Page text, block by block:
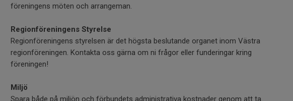
föreningens möten och arrangeman.
Regionföreningens Styrelse
Regionföreningens styrelsen är det högsta beslutande organet inom Västra
regionföreningen. Kontakta oss gärna om ni frågor eller funderingar kring
föreningen!
Miljö
Spara både på miljön och förbundets administrativa kostnader genom att ta